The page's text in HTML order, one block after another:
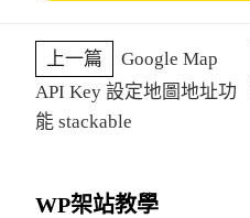
上一篇
Google Map
API Key 設定地圖地址功
能 stackable
WP架站教學